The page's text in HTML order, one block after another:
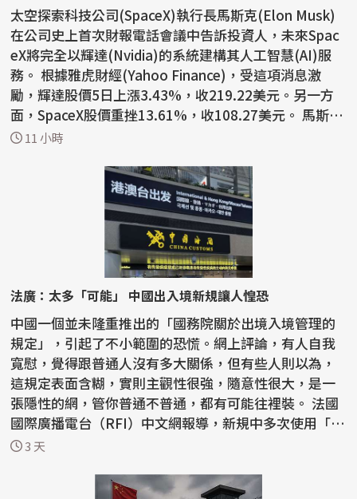
太空探索科技公司(SpaceX)執行長馬斯克(Elon Musk)
在公司史上首次財報電話會議中告訴投資人，未來Spac
eX將完全以輝達(Nvidia)的系統建構其人工智慧(AI)服
務。 根據雅虎財經(Yahoo Finance)，受這項消息激
勵，輝達股價5日上漲3.43%，收219.22美元。另一方
面，SpaceX股價重挫13.61%，收108.27美元。 馬斯克
表示：「我們...
11 小時
法廣：太多「可能」 中國出入境新規讓人惶恐
中國一個並未隆重推出的「國務院關於出境入境管理的
規定」，引起了不小範圍的恐慌。網上評論，有人自我
寬慰，覺得跟普通人沒有多大關係，但有些人則以為，
這規定表面含糊，實則主觀性很強，隨意性很大，是一
張隱性的網，管你普通不普通，都有可能往裡裝。 法國
國際廣播電台（RFI）中文網報導，新規中多次使用「可
能...3 天